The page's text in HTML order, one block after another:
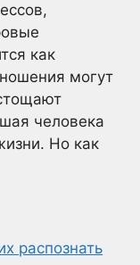
как
могут
человека
Но как
распознать